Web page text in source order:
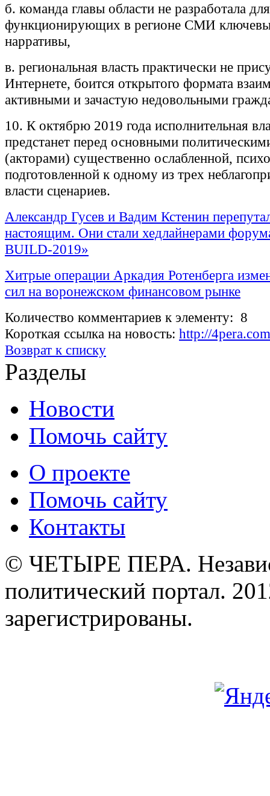
б. команда главы области не разработала для
функционирующих в регионе СМИ
нарративы,
в. региональная власть практически не
Интернете, боится открытого формата
активными и зачастую недовольными
10. К октябрю 2019 года исполнительная
предстанет перед основными
(акторами) существенно ослабленной,
подготовленной к одному из трех
власти сценариев.
Александр Гусев и Вадим Кстенин
настоящим. Они стали хедлайнерами
BUILD-2019»
Хитрые операции Аркадия Ротенберга
сил на воронежском финансовом рынке
Количество комментариев к элементу: 8
Короткая ссылка на новость: http://
Возврат к списку
Разделы
Новости
Помочь сайту
О проекте
Помочь сайту
Контакты
© ЧЕТЫРЕ ПЕРА.
политический портал.
зарегистрированы.